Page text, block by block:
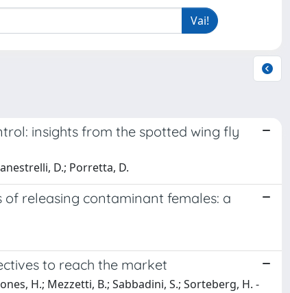
insights from the spotted wing fly
D.; Porretta, D.
releasing contaminant females: a
to reach the market
H.; Mezzetti, B.; Sabbadini, S.; Sorteberg, H. -